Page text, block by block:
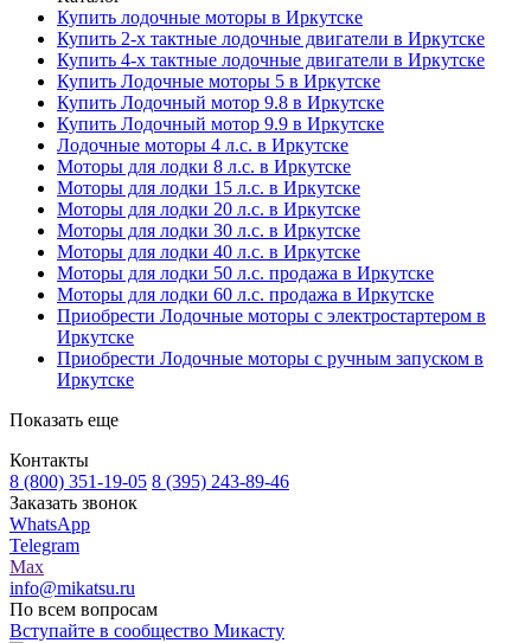
Купить лодочные моторы в Иркутске
Купить 2-х тактные лодочные двигатели в Иркутске
Купить 4-х тактные лодочные двигатели в Иркутске
Купить Лодочные моторы 5 в Иркутске
Купить Лодочный мотор 9.8 в Иркутске
Купить Лодочный мотор 9.9 в Иркутске
Лодочные моторы 4 л.с. в Иркутске
Моторы для лодки 8 л.с. в Иркутске
Моторы для лодки 15 л.с. в Иркутске
Моторы для лодки 20 л.с. в Иркутске
Моторы для лодки 30 л.с. в Иркутске
Моторы для лодки 40 л.с. в Иркутске
Моторы для лодки 50 л.с. продажа в Иркутске
Моторы для лодки 60 л.с. продажа в Иркутске
Приобрести Лодочные моторы с электростартером в
Иркутске
Приобрести Лодочные моторы с ручным запуском в
Иркутске
Показать еще
Контакты
8 (800) 351-19-05 8 (395) 243-89-46
Заказать звонок
WhatsApp
Telegram
Max
info@mikatsu.ru
По всем вопросам
Вступайте в сообщество Микасту